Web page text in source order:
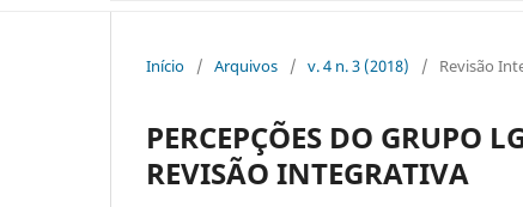
Início / Arquivos / v. 4 n. 3 (2018) / Revisão
PERCEPÇÕES DO GRUPO
REVISÃO INTEGRATIVA